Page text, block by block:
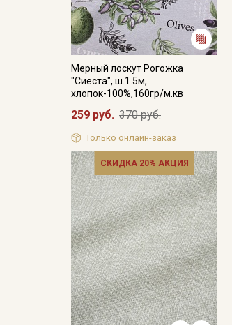
Мерный лоскут Рогожка
"Сиеста", ш.1.5м,
хлопок-100%,160гр/м.кв
259 руб. 370 руб.
Только онлайн-заказ
СКИДКА 20% АКЦИЯ